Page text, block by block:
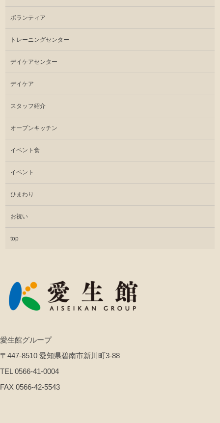
ボランティア
トレーニングセンター
デイケアセンター
デイケア
スタッフ紹介
オープンキッチン
イベント食
イベント
ひまわり
お祝い
top
愛生館グループ
〒447-8510 愛知県碧南市新川町3-88
TEL 0566-41-0004
FAX 0566-42-5543